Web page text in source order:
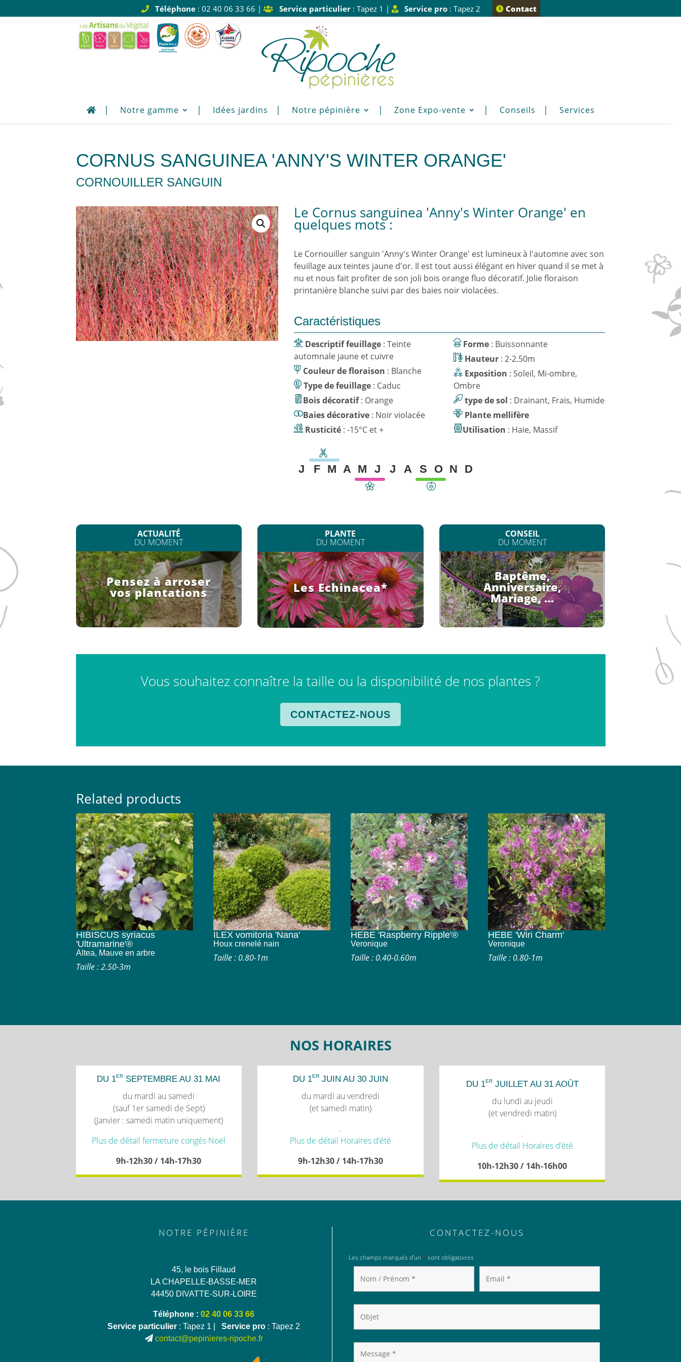
Téléphone: 02 40 06 33 66 | Service particulier: Tapez 1 | Service pro: Tapez 2 Contact
Notre gamme Idées jardins Notre pépinière Zone Expo-vente Conseils Services
CORNUS SANGUINEA 'ANNY'S WINTER ORANGE'
CORNOUILLER SANGUIN
Le Cornus sanguinea 'Anny's Winter Orange' en
quelques mots :
Le Cornouiller sanguin 'Anny's Winter Orange' est lumineux à l'automne avec son
feuillage aux teintes jaune d'or. Il est tout aussi élégant en hiver quand il se met à
nu et nous fait profiter de son joli bois orange fluo décoratif. Jolie floraison
printanière blanche suivi par des baies noir violacées.
Caractéristiques
Descriptif feuillage : Teinte
automnale jaune et cuivre
Couleur de floraison
: Blanche
Type de feuillage : Caduc
Bois décoratif : Orange
Baies décorative : Noir violacée
Rusticité : -15°C et +
Forme : Buissonnante
Hauteur : 2-2.50m
Exposition : Soleil, Mi-ombre,
Ombre
type de sol
: Drainant, Frais, Humide
Plante mellifère
Utilisation
: Haie, Massif
J F M A M J J A S O N D
ACTUALITÉ
DU MOMENT
Pensez à arroser
vos plantations
PLANTE
DU MOMENT
Les Echinacea*
CONSEIL
DU MOMENT
Baptême,
Anniversaire,
Mariage, …
Vous souhaitez connaître la taille ou la disponibilité de nos plantes ?
CONTACTEZ-NOUS
Related products
HIBISCUS syriacus
'Ultramarine'®
Altea, Mauve en arbre
Taille : 2.50-3m
ILEX vomitoria 'Nana'
Houx crenelé nain
Taille : 0.80-1m
HEBE 'Raspberry Ripple'®
Veronique
Taille : 0.40-0.60m
HEBE 'Wiri Charm'
Veronique
Taille : 0.80-1m
NOS HORAIRES
DU 1ER SEPTEMBRE AU 31 MAI
du mardi au samedi
(sauf 1er samedi de Sept)
(Janvier : samedi matin uniquement)
Plus de détail fermeture congés Noël
9h-12h30 / 14h-17h30
DU 1ERJUIN AU 30 JUIN
du mardi au vendredi
(et samedi matin)
.
Plus de détail Horaires d’été
9h-12h30 / 14h-17h30
DU 1ERJUILLET AU 31 AOÛT
du lundi au jeudi
(et vendredi matin)
.
Plus de détail Horaires d’été
10h-12h30 / 14h-16h00
NOTRE PÉPINIÈRE
45, le bois Fillaud
LA CHAPELLE-BASSE-MER
44450 DIVATTE-SUR-LOIRE
Téléphone :02 40 06 33 66
Service particulier : Tapez 1 | Service pro : Tapez 2
contact@pepinieres-ripoche.fr
CONTACTEZ-NOUS
Les champs marqués d’un * sont obligatoires